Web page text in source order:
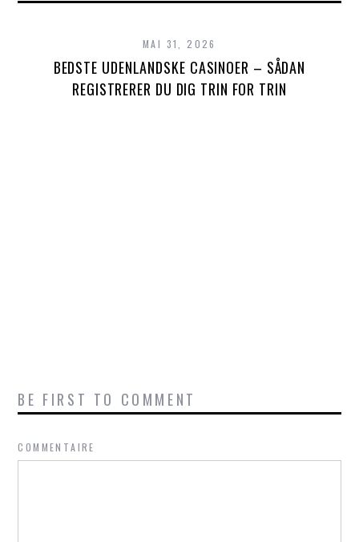
MAI 31, 2026
BEDSTE UDENLANDSKE CASINOER – SÅDAN
REGISTRERER DU DIG TRIN FOR TRIN
BE FIRST TO COMMENT
COMMENTAIRE